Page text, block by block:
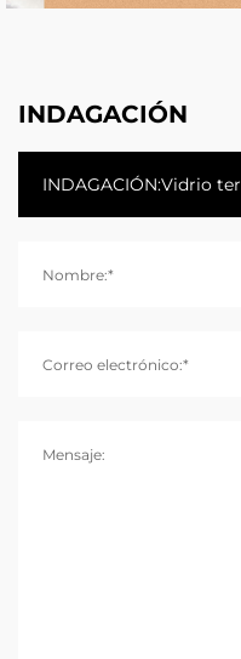
INDAGACIÓN
Nombre:*
Correo electrónico:*
Mensaje: